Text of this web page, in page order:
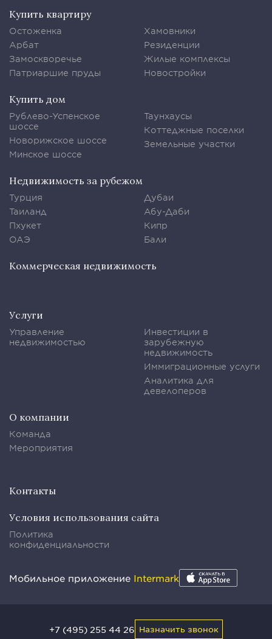
Купить квартиру
Остоженка
Арбат
Замоскворечье
Патриаршие пруды
Хамовники
Резиденции
Жилые комплексы
Новостройки
Купить дом
Рублево-Успенское
шоссе
Новорижское шоссе
Минское шоссе
Таунхаусы
Коттеджные поселки
Земельные участки
Недвижимость за рубежом
Турция
Таиланд
Пхукет
ОАЭ
Дубаи
Абу-Даби
Кипр
Бали
Коммерческая недвижимость
Услуги
Управление
недвижимостью
Инвестиции в
зарубежную
недвижимость
Иммиграционные услуги
Аналитика для
девелоперов
О компании
Команда
Мероприятия
Контакты
Условия использования сайта
Политика
конфиденциальности
Мобильное приложение Intermark
+7 (495) 255 44 26 Назначить звонок